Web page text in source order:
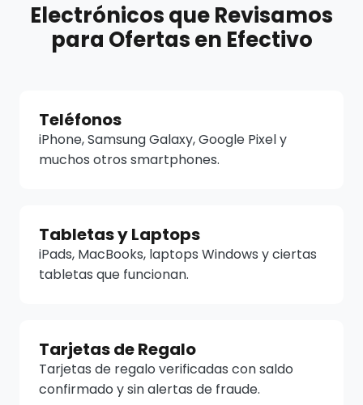
Electrónicos que Revisamos
para Ofertas en Efectivo
Teléfonos
iPhone, Samsung Galaxy, Google Pixel y
muchos otros smartphones.
Tabletas y Laptops
iPads, MacBooks, laptops Windows y ciertas
tabletas que funcionan.
Tarjetas de Regalo
Tarjetas de regalo verificadas con saldo
confirmado y sin alertas de fraude.